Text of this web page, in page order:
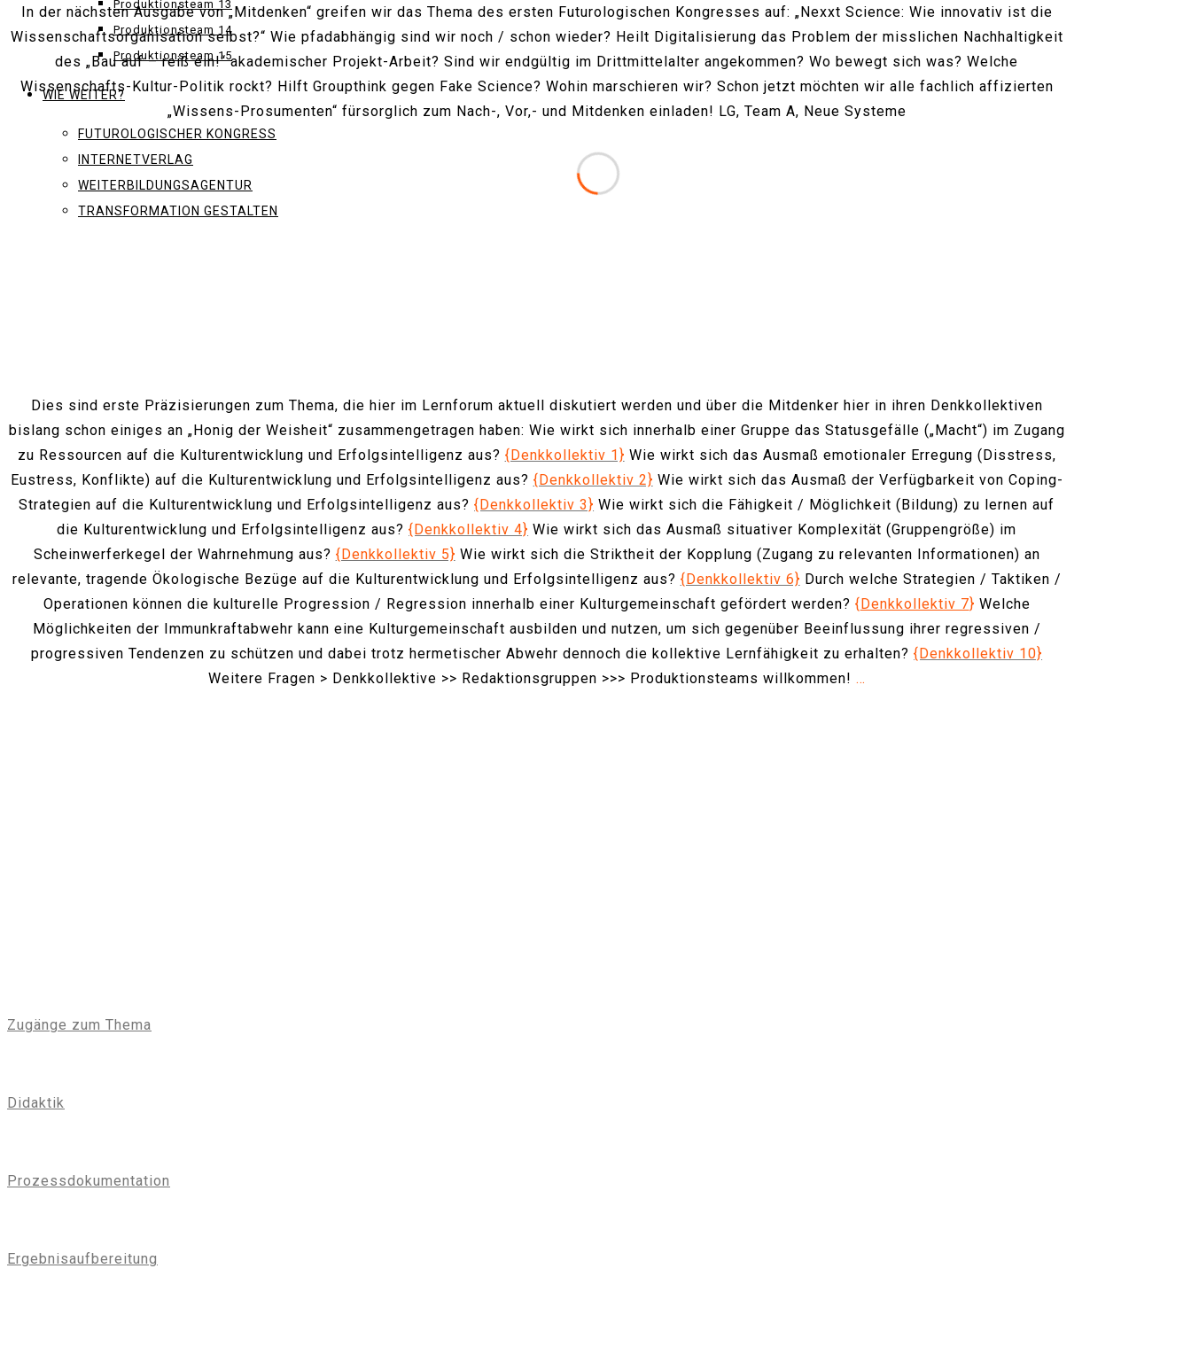
Produktionsteam 13
Produktionsteam 14
Produktionsteam 15
WIE WEITER?
FUTUROLOGISCHER KONGRESS
INTERNETVERLAG
WEITERBILDUNGSAGENTUR
TRANSFORMATION GESTALTEN
In der nächsten Ausgabe von „Mitdenken“ greifen wir das Thema des ersten Futurologischen Kongresses auf: „Nexxt Science: Wie innovativ ist die
Wissenschaftsorganisation selbst?“ Wie pfadabhängig sind wir noch / schon wieder? Heilt Digitalisierung das Problem der misslichen Nachhaltigkeit
des „Bau auf – reiß ein!“ akademischer Projekt-Arbeit? Sind wir endgültig im Drittmittelalter angekommen? Wo bewegt sich was? Welche
Wissenschafts-Kultur-Politik rockt? Hilft Groupthink gegen Fake Science? Wohin marschieren wir? Schon jetzt möchten wir alle fachlich affizierten
„Wissens-Prosumenten“ fürsorglich zum Nach-, Vor,- und Mitdenken einladen! LG, Team A, Neue Systeme
Dies sind erste Präzisierungen zum Thema, die hier im Lernforum aktuell diskutiert werden und über die Mitdenker hier in ihren Denkkollektiven
bislang schon einiges an „Honig der Weisheit“ zusammengetragen haben: Wie wirkt sich innerhalb einer Gruppe das Statusgefälle („Macht“) im Zugang
zu Ressourcen auf die Kulturentwicklung und Erfolgsintelligenz aus? {Denkkollektiv 1} Wie wirkt sich das Ausmaß emotionaler Erregung (Disstress,
Eustress, Konflikte) auf die Kulturentwicklung und Erfolgsintelligenz aus? {Denkkollektiv 2} Wie wirkt sich das Ausmaß der Verfügbarkeit von Coping-
Strategien auf die Kulturentwicklung und Erfolgsintelligenz aus?{Denkkollektiv 3} Wie wirkt sich die Fähigkeit / Möglichkeit (Bildung) zu lernen auf
die Kulturentwicklung und Erfolgsintelligenz aus?{Denkkollektiv 4} Wie wirkt sich das Ausmaß situativer Komplexität (Gruppengröße) im
Scheinwerferkegel der Wahrnehmung aus? {Denkkollektiv 5} Wie wirkt sich die Striktheit der Kopplung (Zugang zu relevanten Informationen) an
relevante, tragende Ökologische Bezüge auf die Kulturentwicklung und Erfolgsintelligenz aus? {Denkkollektiv 6} Durch welche Strategien / Taktiken /
Operationen können die kulturelle Progression / Regression innerhalb einer Kulturgemeinschaft gefördert werden? { Denkkollektiv 7} Welche
Möglichkeiten der Immunkraftabwehr kann eine Kulturgemeinschaft ausbilden und nutzen, um sich gegenüber Beeinflussung ihrer regressiven /
progressiven Tendenzen zu schützen und dabei trotz hermetischer Abwehr dennoch die kollektive Lernfähigkeit zu erhalten?{Denkkollektiv 10}
Weitere Fragen > Denkkollektive >> Redaktionsgruppen >>> Produktionsteams willkommen! …
Zugänge zum Thema
Didaktik
Prozessdokumentation
Ergebnisaufbereitung